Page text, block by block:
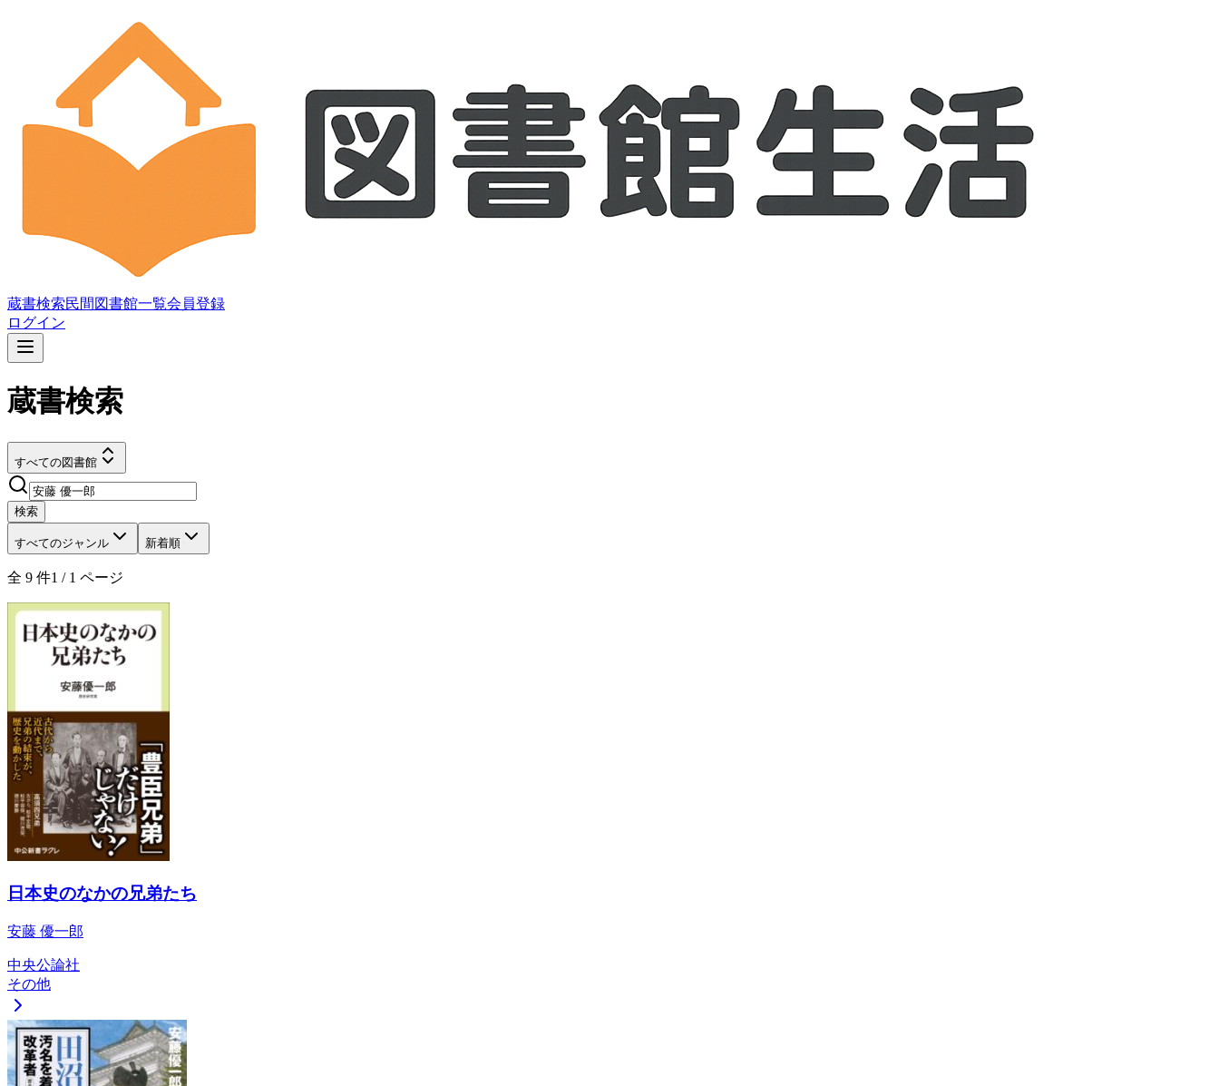
蔵書検索民間図書館一覧会員登録
ログイン
蔵書検索
すべての図書館
検索
すべてのジャンル 新着順
全 9 件1 / 1 ページ
日本史のなかの兄弟たち
安藤 優一郎
中央公論社
その他